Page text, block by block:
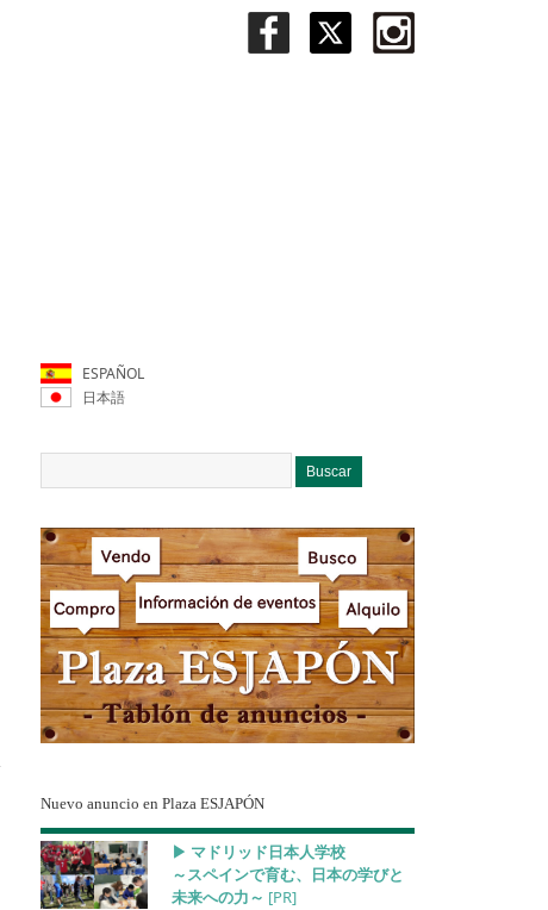
ESPAÑOL
日本語
Nuevo anuncio en Plaza ESJAPÓN
▶︎ マドリッド日本人学校
～スペインで育む、日本の学びと
未来への力～ [PR]